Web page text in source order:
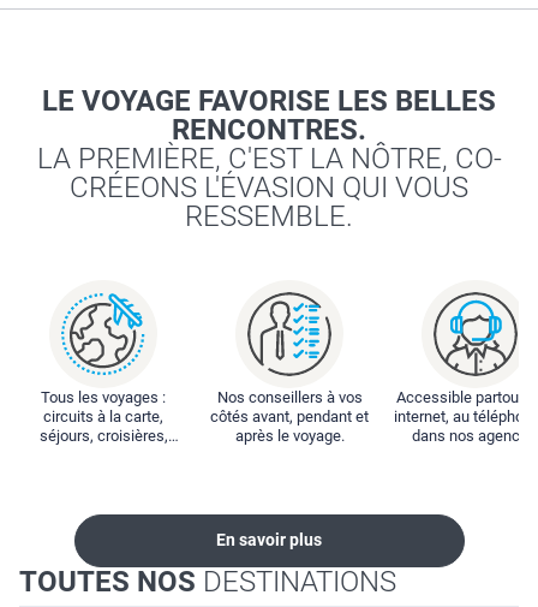
LE VOYAGE FAVORISE LES BELLES
RENCONTRES.
LA PREMIÈRE, C'EST LA NÔTRE, CO-
CRÉEONS L'ÉVASION QUI VOUS
RESSEMBLE.
Tous les voyages :
circuits à la carte,
séjours, croisières,
Nos conseillers à vos
côtés avant, pendant et
après le voyage.
Accessible partout :
internet, au
dans nos
En savoir plus
TOUTES NOS DESTINATIONS